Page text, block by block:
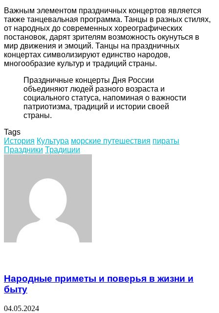
Важным элементом праздничных концертов является
также танцевальная программа. Танцы в разных стилях,
от народных до современных хореографических
постановок, дарят зрителям возможность окунуться в
мир движения и эмоций. Танцы на праздничных
концертах символизируют единство народов,
многообразие культур и традиций страны.
Праздничные концерты Дня России
объединяют людей разного возраста и
социального статуса, напоминая о важности
патриотизма, традиций и истории своей
страны.
Tags
История Культура морские путешествия пираты
Праздники Традиции
Народные приметы и поверья в жизни и
быту
04.05.2024